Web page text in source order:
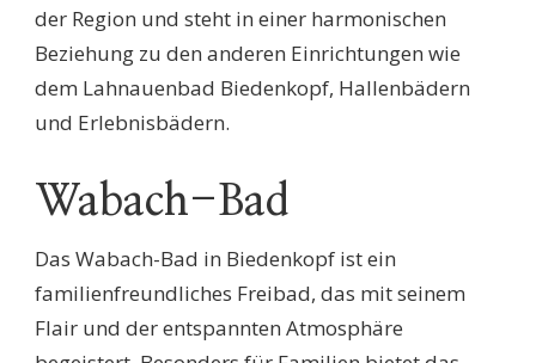
der Region und steht in einer harmonischen
Beziehung zu den anderen Einrichtungen wie
dem Lahnauenbad Biedenkopf, Hallenbädern
und Erlebnisbädern.
Wabach-Bad
Das Wabach-Bad in Biedenkopf ist ein
familienfreundliches Freibad, das mit seinem
Flair und der entspannten Atmosphäre